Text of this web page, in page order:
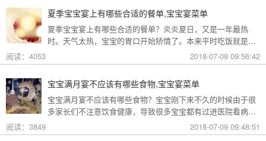
做到合理饮食呢？下面是好派整理的宝宝生日宴适合吃的食
物，以前来看看吧~
夏季宝宝宴上有哪些合适的餐单,宝宝宴菜单
夏季宝宝宴上有哪些合适的餐单？炎炎夏日，又是一年最热
时。天气太热，宝宝的胃口开始矫情了。本来平时吃饭就是个
头疼的问题，大热天的那更是简直了。所以说，爸爸妈妈们要
注意了，夏天宝宝的饮食安排要合理。下面是好派整理的夏季
阅读：4053 2018-07-09 09:56:42
宝宝满月宴不应该有哪些食物,宝宝宴菜单
宝宝满月宴不应该有哪些食物？宝宝刚下来不久的时候由于很
多家长们不注意饮食健康，导致很多宝宝都有过进医院看病，
甚至是输液的经历，那是因为由于其器官、组织功能发育不完
全，抵抗力比较弱，其饮食结构显然应该与成人的饮食不同。
阅读：3849 2018-07-09 09:48:51